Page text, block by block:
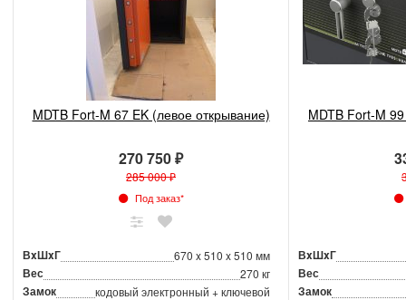
MDTB Fort-M 67 EK (левое открывание)
270 750 ₽
285 000 ₽
Под заказ*
ВxШxГ 670 x 510 x 510 мм
Вес 270 кг
Замок кодовый электронный + ключевой
MDTB Fort-M
ВxШxГ
Вес
Замок